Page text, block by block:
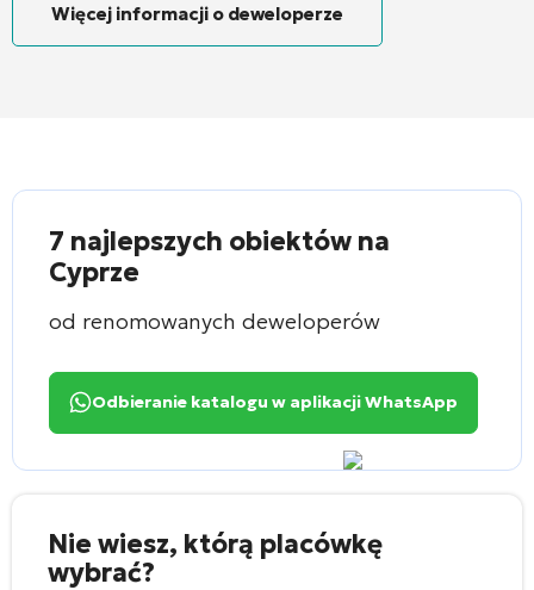
Więcej informacji o deweloperze
7 najlepszych obiektów na
Cyprze
od renomowanych deweloperów
Odbieranie katalogu w aplikacji WhatsApp
Nie wiesz, którą placówkę
wybrać?